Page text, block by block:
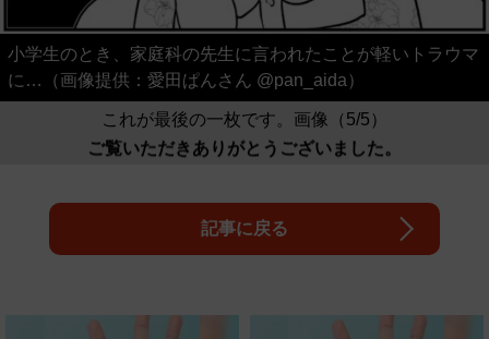
小学生のとき、家庭科の先生に言われたことが軽いトラウマ
に…（画像提供：愛田ぱんさん @pan_aida）
これが最後の一枚です。画像（5/5）
ご覧いただきありがとうございました。
記事に戻る